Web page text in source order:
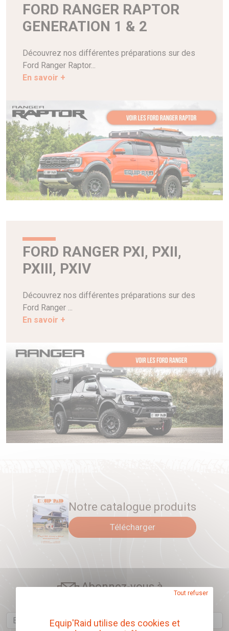
FORD RANGER RAPTOR
GENERATION 1 & 2
Découvrez nos différentes préparations sur des
Ford Ranger Raptor...
En savoir +
FORD RANGER PXI, PXII,
PXIII, PXIV
Découvrez nos différentes préparations sur des
Ford Ranger ...
En savoir +
Notre catalogue produits
Télécharger
Abonnez-vous à
Email
Equip'Raid utilise des cookies et
Tout refuser